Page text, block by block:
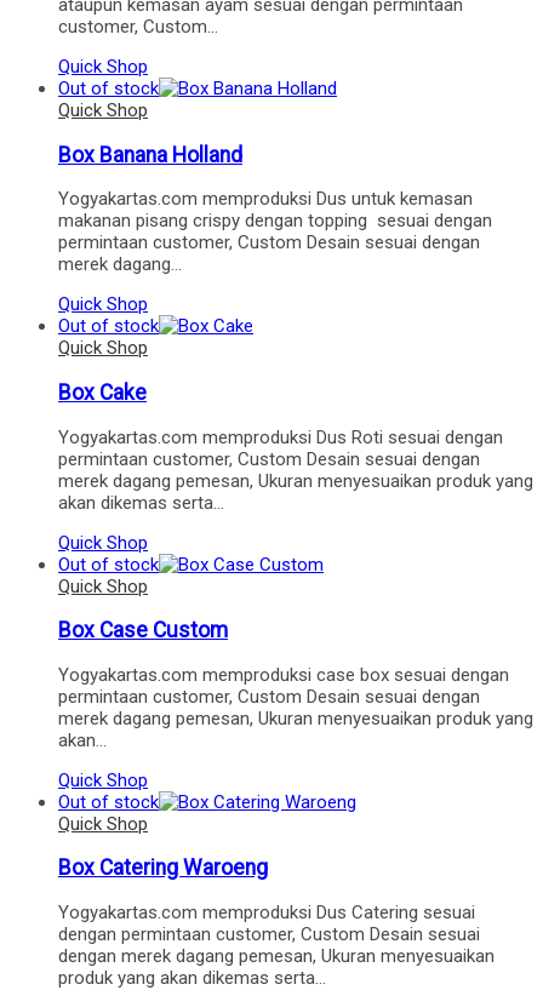
ataupun kemasan ayam sesuai dengan permintaan
customer, Custom…
Quick Shop
Out of stock
Quick Shop
Box Banana Holland
Yogyakartas.com memproduksi Dus untuk kemasan
makanan pisang crispy dengan topping sesuai dengan
permintaan customer, Custom Desain sesuai dengan
merek dagang…
Quick Shop
Out of stock
Quick Shop
Box Cake
Yogyakartas.com memproduksi Dus Roti sesuai dengan
permintaan customer, Custom Desain sesuai dengan
merek dagang pemesan, Ukuran menyesuaikan produk yang
akan dikemas serta…
Quick Shop
Out of stock
Quick Shop
Box Case Custom
Yogyakartas.com memproduksi case box sesuai dengan
permintaan customer, Custom Desain sesuai dengan
merek dagang pemesan, Ukuran menyesuaikan produk yang
akan…
Quick Shop
Out of stock
Quick Shop
Box Catering Waroeng
Yogyakartas.com memproduksi Dus Catering sesuai
dengan permintaan customer, Custom Desain sesuai
dengan merek dagang pemesan, Ukuran menyesuaikan
produk yang akan dikemas serta…